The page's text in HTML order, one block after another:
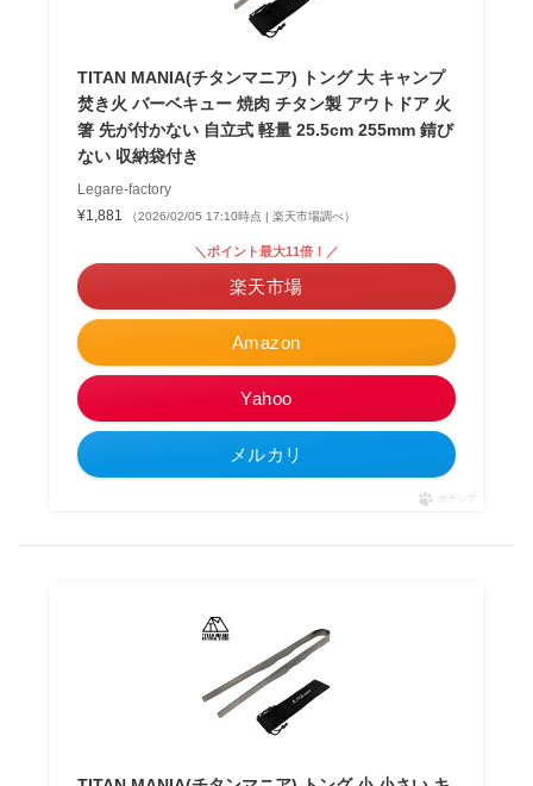
TITAN MANIA(チタンマニア) トング 大 キャンプ
焚き火 バーベキュー 焼肉 チタン製 アウトドア 火
箸 先が付かない 自立式 軽量 25.5cm 255mm 錆び
ない 収納袋付き
Legare-factory
¥1,881
（2026/02/05 17:10時点 | 楽天市場調べ）
Amazon
＼ポイント最大11倍！／
楽天市場
Yahoo
メルカリ
ポチップ